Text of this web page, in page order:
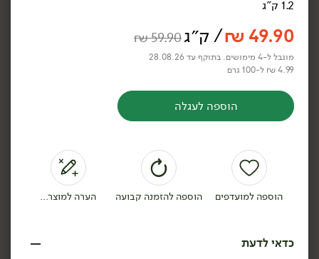
₪
כרמלה To Go: מארז פירות
4.99 ₪ ל-100 ק״ג
הוספה לסל
259.00
מגש פירות חתוכים
הוספה לסל
ישראל
1.2 ק"ג
49.90
₪/ ק״ג59.90
₪
מוגבל ל-4 מימושים. בתוקף עד 28.08.26
4.99 ₪ ל-100 גרם
הוספה לעגלה
הוספה למועדפים הוספה להזמנה קבועה הערה למוצר...
כדאי לדעת